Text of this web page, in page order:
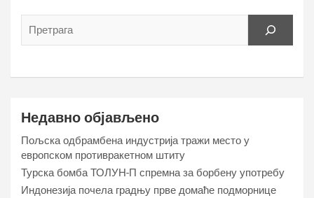
Недавно објављено
Пољска одбрамбена индустрија тражи место у
европском противракетном штиту
Турска бомба ТОЛУН-П спремна за борбену употребу
Индонезија почела градњу прве домаће подморнице